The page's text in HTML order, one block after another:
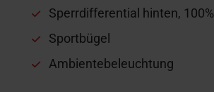
Sperrdifferential hinten, 100%
Sportbügel
Ambientebeleuchtung